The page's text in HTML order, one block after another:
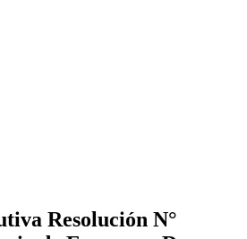
Resolución N°